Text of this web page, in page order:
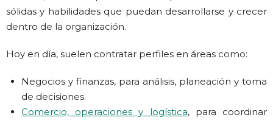
sólidas y habilidades que puedan desarrollarse y crecer
dentro de la organización.
Hoy en día, suelen contratar perfiles en áreas como:
Negocios y finanzas, para análisis, planeación y toma
de decisiones.
Comercio, operaciones y logística, para coordinar